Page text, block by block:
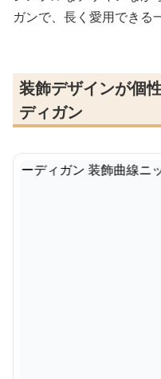
ガンで、長く愛用できる
装飾デザインが個
ディガン